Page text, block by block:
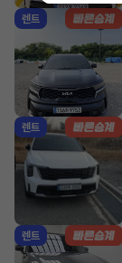
렌트
렌트
렌트